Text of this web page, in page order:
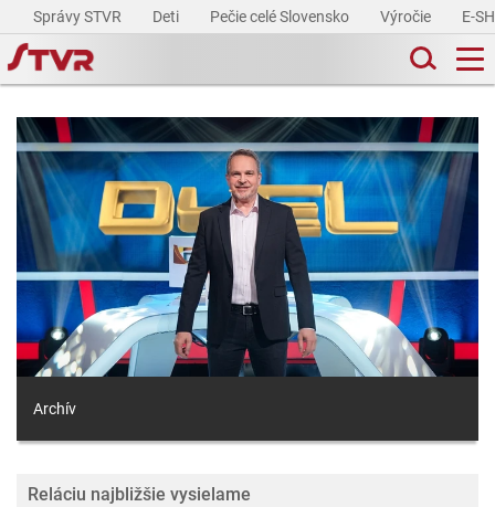
Správy STVR Deti Pečie celé Slovensko Výročie E-
Archív
Reláciu najbližšie vysielame